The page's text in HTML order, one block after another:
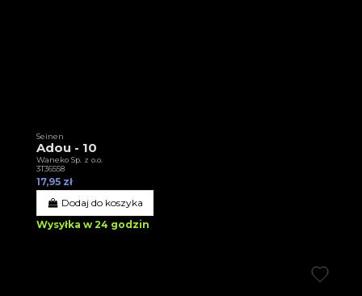
Seinen
Adou - 10
Waneko Sp. z o.o.
3T36558
17,95 zł
Dodaj do koszyka
Wysyłka w 24 godzin